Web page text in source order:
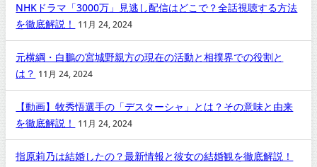
NHKドラマ「3000万」見逃し配信はどこで？全話視聴する方法
を徹底解説！
11月 24, 2024
元横綱・白鵬の宮城野親方の現在の活動と相撲界での役割と
は？ 11月 24, 2024
【動画】牧秀悟選手の「デスターシャ」とは？その意味と由来
を徹底解説！
11月 24, 2024
指原莉乃は結婚したの？最新情報と彼女の結婚観を徹底解説！